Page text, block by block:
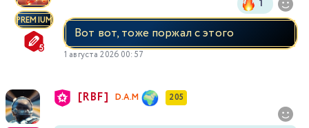
PREMIUM
1
Вот вот, тоже поржал с этого
1 августа 2026 00:57
[RBF] D.A.M 205